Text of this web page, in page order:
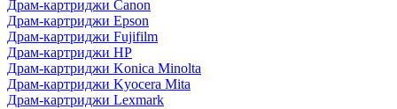
Драм-картриджи Canon
Драм-картриджи Epson
Драм-картриджи Fujifilm
Драм-картриджи HP
Драм-картриджи Konica Minolta
Драм-картриджи Kyocera Mita
Драм-картриджи Lexmark